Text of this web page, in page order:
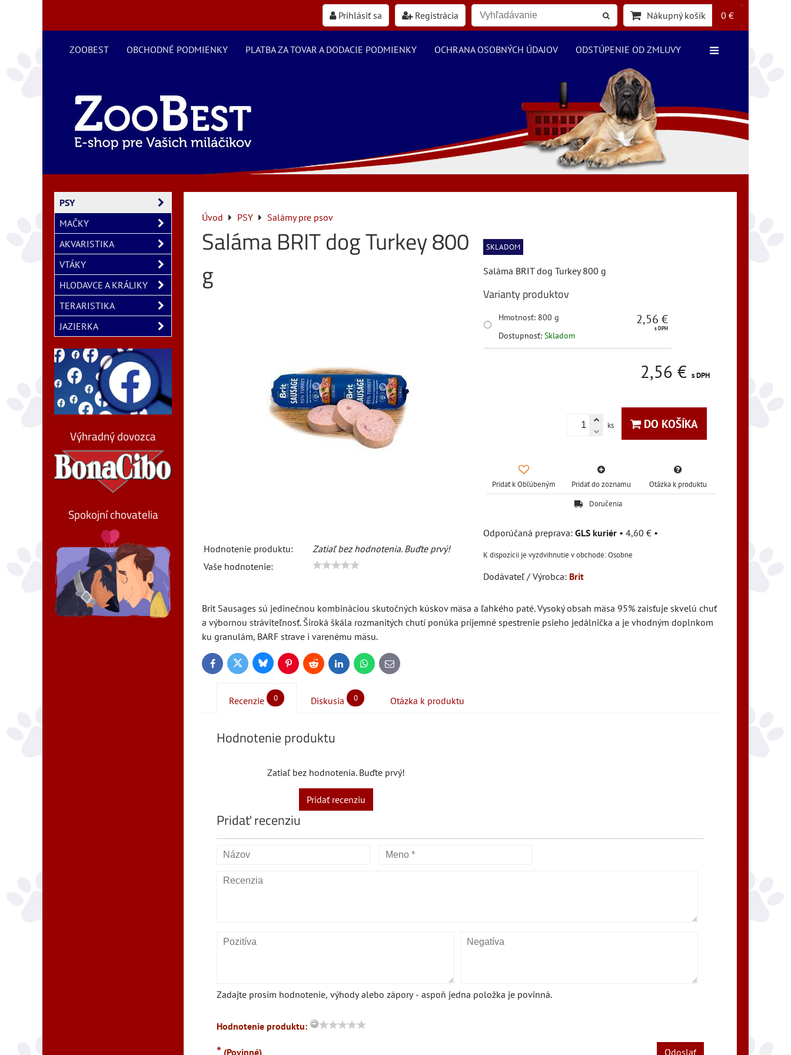
Prihlásiť sa Registrácia Nákupný košík 0 €
ZOOBEST OBCHODNÉ PODMIENKY PLATBA ZA TOVAR A DODACIE PODMIENKY OCHRANA OSOBNÝCH ÚDAJOV ODSTÚPENIE OD ZMLUVY
Úvod PSY Salámy pre psov
Saláma BRIT dog Turkey 800
g
Hodnotenie produktu:
Zatiaľ bez hodnotenia. Buďte prvý!
Vaše hodnotenie:
SKLADOM
Saláma BRIT dog Turkey 800 g
Varianty produktov
Hmotnosť: 800 g
Dostupnosť: Skladom
2,56 €
s DPH
2,56 € s DPH
ks DO KOŠÍKA
Pridať k Obľúbeným Pridať do zoznamu
Otázka k produktu
Doručenia
GLS kuriér • 4,60 € •
Osobne
Dodávateľ / Výrobca: Brit
Brit Sausages sú jedinečnou kombináciou skutočných kúskov mäsa a ľahkého paté. Vysoký obsah mäsa 95% zaisťuje skvelú chuť
a výbornou stráviteľnosť. Široká škála rozmanitých chutí ponúka príjemné spestrenie psieho jedálnička a je vhodným doplnkom
ku granulám, BARF strave i varenému mäsu.
FacebookTwitter BlueskyPinterestReddit LinkedInWhatsApp
E-
mail
Recenzie 0 Diskusia 0 Otázka k produktu
Hodnotenie produktu
Zatiaľ bez hodnotenia. Buďte prvý!
Pridať recenziu
Pridať recenziu
Zadajte prosím hodnotenie, výhody alebo zápory - aspoň jedna položka je povinná.
Hodnotenie produktu:
* (Povinné) Odoslať
PSY
MAČKY
AKVARISTIKA
VTÁKY
HLODAVCE A KRÁLIKY
TERARISTIKA
JAZIERKA
Výhradný dovozca
Spokojní chovatelia